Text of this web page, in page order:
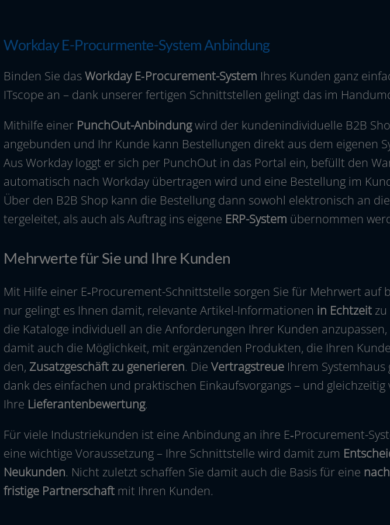
Workday E-Procurmente-System Anbindung
Binden Sie dasWorkday E‑Procurement-System Ihres Kunden ganz
ITscope an – dank unse­rer fer­ti­gen Schnittstellen gelingt das im
Mithilfe einer PunchOut-Anbindungwird der kun­den­in­di­vi­du­el­le B2B
ange­bun­den und Ihr Kunde kann Bestellungen direkt aus dem eige­nen
Aus Workday loggt er sich per PunchOut in das Portal ein, befüllt den
auto­ma­tisch nach Workday über­tra­gen wird und eine Bestellung im
Über den B2B Shop kann die Bestellung dann sowohl elek­tro­nisch an
ter­ge­lei­tet, als auch als Auftrag ins eige­ne ERP-System über­nom­men
Mehrwerte für Sie und Ihre Kunden
Mit Hilfe einer E‑Procurement-Schnittstelle sor­gen Sie für Mehrwert auf
nur gelingt es Ihnen damit, rele­van­te Artikel-Informationen in Echtzeit
die Kataloge indi­vi­du­ell an die Anforderungen Ihrer Kunden anzu­pas­sen,
damit auch die Möglichkeit, mit ergän­zen­den Produkten, die Ihren
den,Zusatzgeschäft zu gene­rie­ren. DieVertragstreue Ihrem
dank des ein­fa­chen und prak­ti­schen Einkaufsvorgangs – und gleich­zei­tig
Ihre Lieferantenbewertung.
Für vie­le Industriekunden ist eine Anbindung an ihre E‑Procurement-
eine wich­ti­ge Voraussetzung – Ihre Schnittstelle wird damit zum
Neukunden. Nicht zuletzt schaf­fen Sie damit auch die Basis für eine
fris­ti­ge Partnerschaft mit Ihren Kunden.